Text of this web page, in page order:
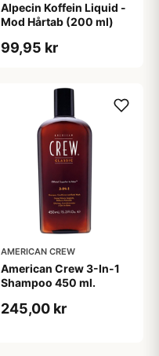
Alpecin Koffein Liquid -
Mod Hårtab (200 ml)
99,95 kr
AMERICAN CREW
American Crew 3-In-1
Shampoo 450 ml.
245,00 kr